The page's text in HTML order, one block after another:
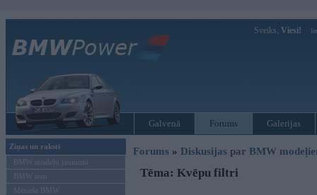
Sveiks, Viesi!
Galvenā Forums Galerijas
Ziņas un raksti
BMW modeļu jaunumi
BMW testi
Mēneša BMW
Forums » Diskusijas par BMW
Tēma: Kvēpu filtri